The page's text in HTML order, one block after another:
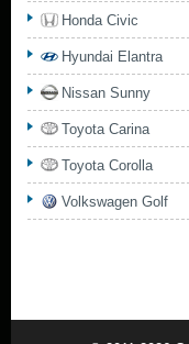
Honda Civic
Hyundai Elantra
Nissan Sunny
Toyota Carina
Toyota Corolla
Volkswagen Golf